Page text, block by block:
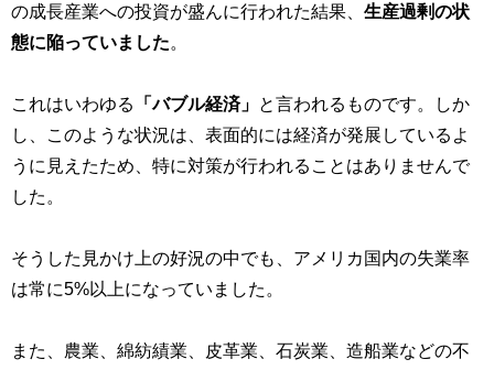
の成長産業への投資が盛んに行われた結果、 生産過剰の状
態に陥っていました
これはいわゆる 「バブル経済」
と言われるものです。しか
し、このような状況は、表面的には経済が発展しているよ
うに見えたため、特に対策が行われることはありませんで
した。
そうした見かけ上の好況の中でも、アメリカ国内の失業率
は常に5%以上になっていました。
また、農業、綿紡績業、皮革業、石炭業、造船業などの不